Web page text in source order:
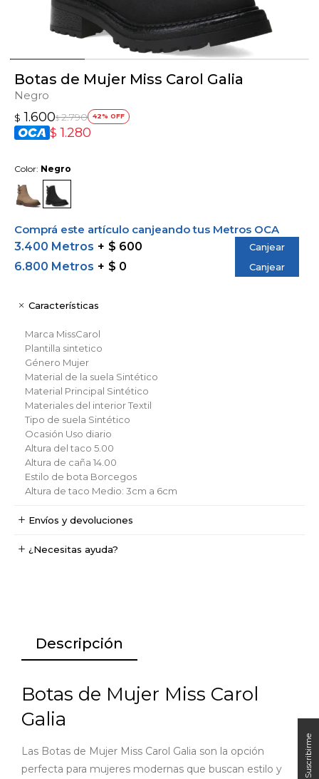
Botas de Mujer Miss Carol Galia
Negro
$ 1.600$ 2.790 42
$ 1.280
Color: Negro
Comprá este artículo canjeando tus Metros OCA
3.400 Metros
$ 600 Canjear
6.800 Metros $ 0 Canjear
Características
Marca MissCarol
Plantilla sintetico
Género Mujer
Material de la suela Sintético
Material Principal Sintético
Materiales del interiorTextil
Tipo de suela Sintético
Ocasión Uso diario
Altura del taco 5.00
Altura de caña 14.00
Estilo de bota Borcegos
Altura de taco Medio: 3cm a 6cm
Envíos y devoluciones
¿Necesitas ayuda?
Descripción
Botas de Mujer Miss Carol
Galia
Las Botas de Mujer Miss Carol Galia son la opción
perfecta para mujeres modernas que buscan estilo y